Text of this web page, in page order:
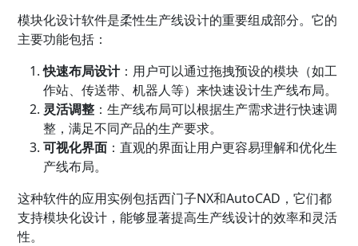
模块化设计软件是柔性生产线设计的重要组成部分。它的
主要功能包括：
快速布局设计：用户可以通过拖拽预设的模块（如工
作站、传送带、机器人等）来快速设计生产线布局。
灵活调整 ：生产线布局可以根据生产需求进行快速调
整，满足不同产品的生产要求。
可视化界面 ：直观的界面让用户更容易理解和优化生
产线布局。
这种软件的应用实例包括西门子NX和AutoCAD，它们都
支持模块化设计，能够显著提高生产线设计的效率和灵活
性。